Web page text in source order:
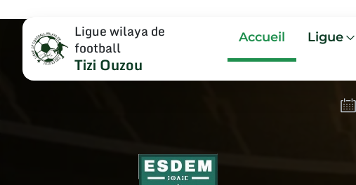
Ligue wilaya de
football
Tizi Ouzou
Accueil Ligue